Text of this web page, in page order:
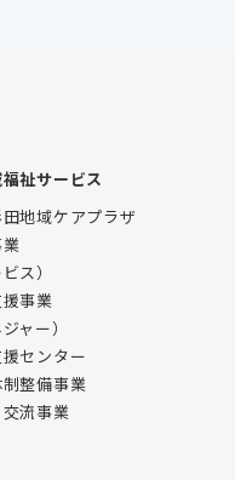
祉サービス
地域ケアプラザ
ス）
事業
ャー）
センター
整備事業
流事業